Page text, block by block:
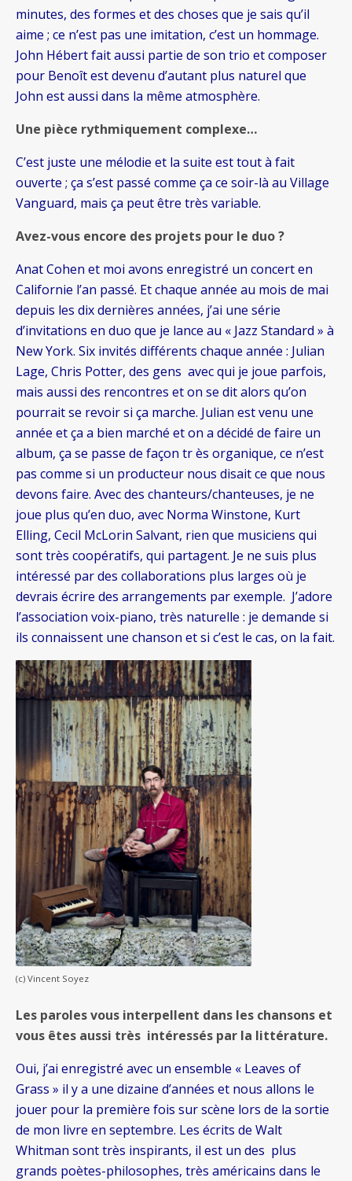
minutes, des formes et des choses que je sais qu’il
aime ; ce n’est pas une imitation, c’est un hommage.
John Hébert fait aussi partie de son trio et composer
pour Benoît est devenu d’autant plus naturel que
John est aussi dans la même atmosphère.
Une pièce rythmiquement complexe…
C’est juste une mélodie et la suite est tout à fait
ouverte ; ça s’est passé comme ça ce soir-là au Village
Vanguard, mais ça peut être très variable.
Avez-vous encore des projets pour le duo ?
Anat Cohen et moi avons enregistré un concert en
Californie l’an passé. Et chaque année au mois de mai
depuis les dix dernières années, j’ai une série
d’invitations en duo que je lance au « Jazz Standard » à
New York. Six invités différents chaque année : Julian
Lage, Chris Potter, des gens avec qui je joue parfois,
mais aussi des rencontres et on se dit alors qu’on
pourrait se revoir si ça marche. Julian est venu une
année et ça a bien marché et on a décidé de faire un
album, ça se passe de façon tr ès organique, ce n’est
pas comme si un producteur nous disait ce que nous
devons faire. Avec des chanteurs/chanteuses, je ne
joue plus qu’en duo, avec Norma Winstone, Kurt
Elling, Cecil McLorin Salvant, rien que musiciens qui
sont très coopératifs, qui partagent. Je ne suis plus
intéressé par des collaborations plus larges où je
devrais écrire des arrangements par exemple. J’adore
l’association voix-piano, très naturelle : je demande si
ils connaissent une chanson et si c’est le cas, on la fait.
(c) Vincent Soyez
Les paroles vous interpellent dans les chansons et
vous êtes aussi très intéressés par la littérature.
Oui, j’ai enregistré avec un ensemble « Leaves of
Grass » il y a une dizaine d’années et nous allons le
jouer pour la première fois sur scène lors de la sortie
de mon livre en septembre. Les écrits de Walt
Whitman sont très inspirants, il est un des plus
grands poètes-philosophes, très américains dans le